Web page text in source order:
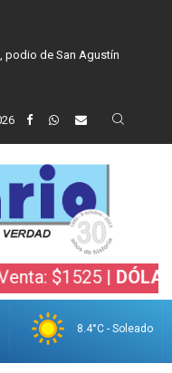
podio de San Agustín
|DÓLAR
8.4°C - Soleado